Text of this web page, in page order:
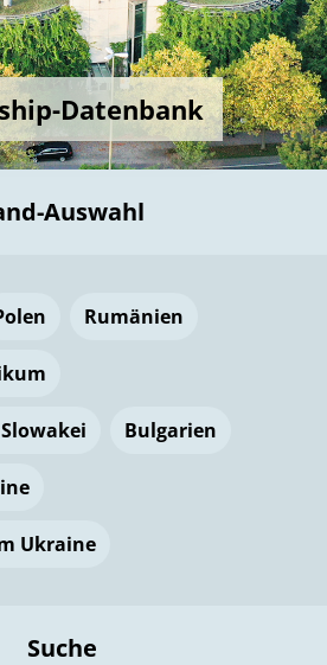
Datenbank
Auswahl
Rumänien
Bulgarien
Ukraine
Suche